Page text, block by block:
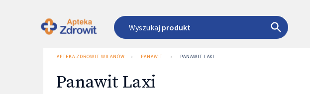
Wyszukaj produkt
APTEKA ZDROWIT WILANÓW › PANAWIT › PANAWIT LAXI
Panawit Laxi